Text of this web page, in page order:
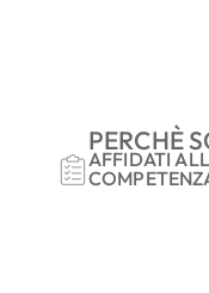
PERCHÈ
AFFIDATI